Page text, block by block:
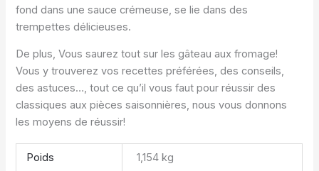
fond dans une sauce crémeuse, se lie dans des
trempettes délicieuses.
De plus, Vous saurez tout sur les gâteau aux fromage!
Vous y trouverez vos recettes préférées, des conseils,
des astuces…, tout ce qu’il vous faut pour réussir des
classiques aux pièces saisonnières, nous vous donnons
les moyens de réussir!
Poids 1,154 kg